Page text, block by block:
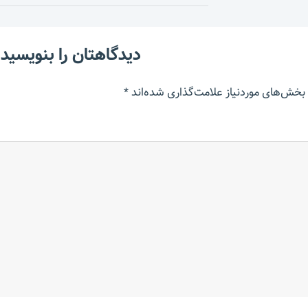
دیدگاهتان را بنویسید
بخش‌های موردنیاز علامت‌گذاری شده‌اند*